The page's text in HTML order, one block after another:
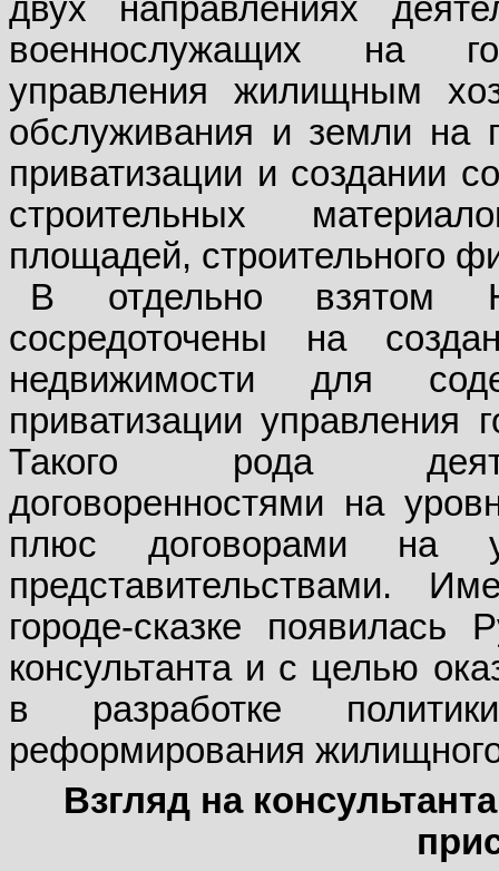
двух направлениях
военнослужащих на
управления жилищным
обслуживания и земли на
приватизации и создании
строительных
площадей, строительного
В отдельно взятом
сосредоточены на
недвижимости для
приватизации управления
Такого рода
договоренностями на
плюс договорами
представительствами.
городе-сказке
консультанта и с целью
в разработке
реформирования
Взгляд на